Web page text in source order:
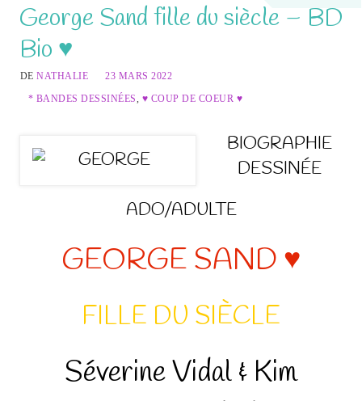
George Sand fille du siècle – BD
Bio ♥
DENATHALIE
23 MARS 2022
* BANDES DESSINÉES, ♥ COUP DE COEUR ♥
BIOGRAPHIE
DESSINÉE
ADO/ADULTE
GEORGE SAND ♥
FILLE DU SIÈCLE
Séverine Vidal & Kim